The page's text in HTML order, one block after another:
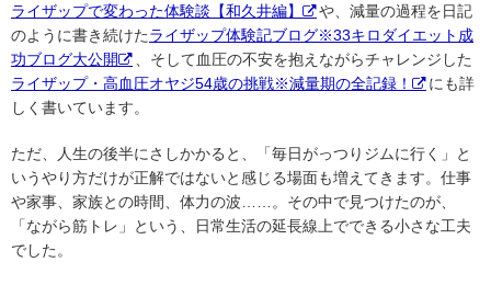
ライザップで変わった体験談【和久井編】
や、減量の過程を日記
のように書き続けたライザップ体験記ブログ※33キロダイエット成
功ブログ大公開
、そして血圧の不安を抱えながらチャレンジした
ライザップ・高血圧オヤジ54歳の挑戦※減量期の全記録！
にも詳
しく書いています。
ただ、人生の後半にさしかかると、「毎日がっつりジムに行く」と
いうやり方だけが正解ではないと感じる場面も増えてきます。仕事
や家事、家族との時間、体力の波……。その中で見つけたのが、
「ながら筋トレ」という、日常生活の延長線上でできる小さな工夫
でした。